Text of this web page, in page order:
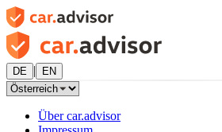
DE | EN
Über car.advisor